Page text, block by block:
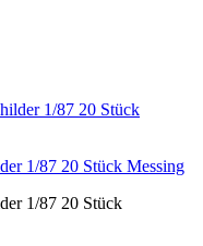
1/87 20 Stück Messing
1/87 20 Stück